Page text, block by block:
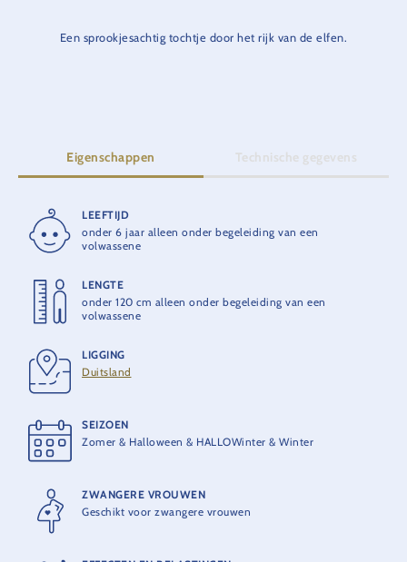
Een sprookjesachtig tochtje door het rijk van de elfen.
Eigenschappen Technische gegevens
LEEFTIJD
onder 6 jaar alleen onder begeleiding van een
volwassene
LENGTE
onder 120 cm alleen onder begeleiding van een
volwassene
LIGGING
Duitsland
SEIZOEN
Zomer & Halloween & HALLOWinter & Winter
ZWANGERE VROUWEN
Geschikt voor zwangere vrouwen
RITDUUR
5:15 min.
OPENING
1979
LEVERANCIER
MACK Rides
MAXIMUMCAPACITEIT
10 personen per boot
THEORETISCHE CAPACITEIT
950 personen per uur